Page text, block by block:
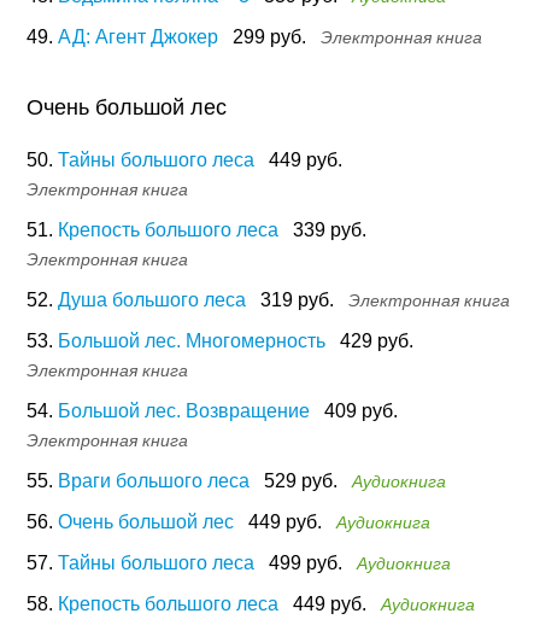
49. АД: Агент Джокер 299 руб. Электронная книга
Очень большой лес
50. Тайны большого леса 449 руб.
Электронная книга
51. Крепость большого леса 339 руб.
Электронная книга
52. Душа большого леса 319 руб. Электронная книга
53. Большой лес. Многомерность 429 руб.
Электронная книга
54. Большой лес. Возвращение 409 руб.
Электронная книга
55. Враги большого леса 529 руб. Аудиокнига
56. Очень большой лес 449 руб. Аудиокнига
57. Тайны большого леса 499 руб. Аудиокнига
58. Крепость большого леса 449 руб. Аудиокнига